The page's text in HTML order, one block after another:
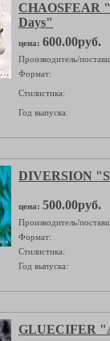
CHAOSFEAR
Days"
цена: 600.00руб.
Производитель/
Формат:
Стилистика:
Год выпуска:
DIVERSION
цена: 500.00руб.
Производитель/
Формат:
Стилистика:
Год выпуска:
GLUECIFER